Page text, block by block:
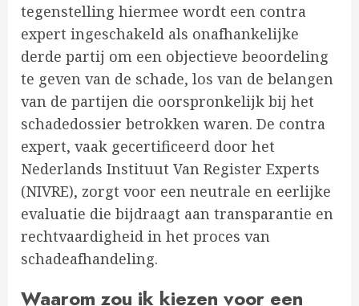
tegenstelling hiermee wordt een contra
expert ingeschakeld als onafhankelijke
derde partij om een objectieve beoordeling
te geven van de schade, los van de belangen
van de partijen die oorspronkelijk bij het
schadedossier betrokken waren. De contra
expert, vaak gecertificeerd door het
Nederlands Instituut Van Register Experts
(NIVRE), zorgt voor een neutrale en eerlijke
evaluatie die bijdraagt aan transparantie en
rechtvaardigheid in het proces van
schadeafhandeling.
Waarom zou ik kiezen voor een